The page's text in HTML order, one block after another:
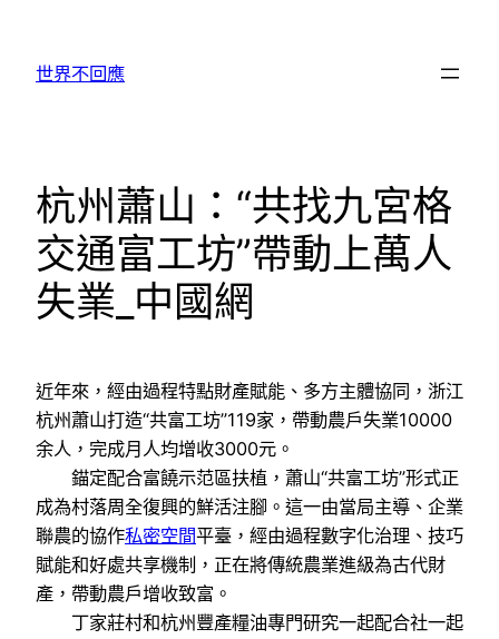
世界不回應
杭州蕭山：“共找九宮格
交通富工坊”帶動上萬人
失業_中國網
近年來，經由過程特點財產賦能、多方主體協同，浙江
杭州蕭山打造“共富工坊”119家，帶動農戶失業10000
余人，完成月人均增收3000元。
錨定配合富饒示范區扶植，蕭山“共富工坊”形式正
成為村落周全復興的鮮活注腳。這一由當局主導、企業
聯農的協作私密空間平臺，經由過程數字化治理、技巧
賦能和好處共享機制，正在將傳統農業進級為古代財
產，帶動農戶增收致富。
丁家莊村和杭州豐產糧油專門研究一起配合社一起